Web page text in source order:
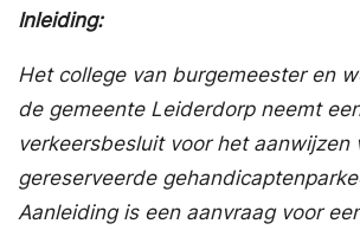
Inleiding:
Het college van burgemeester en
de gemeente Leiderdorp neemt
verkeersbesluit voor het aanwijzen
gereserveerde
Aanleiding is een aanvraag voor